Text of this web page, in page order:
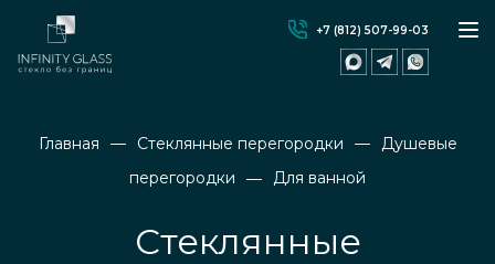
+7 (812) 507-99-03
Главная Стеклянные перегородки
Душевые
перегородки
Для ванной
Стеклянные